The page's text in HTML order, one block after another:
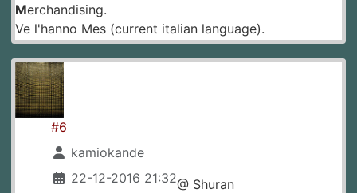
Merchandising.
Ve l'hanno Mes (current italian language).
#6
kamiokande
22-12-2016 21:32@ Shuran